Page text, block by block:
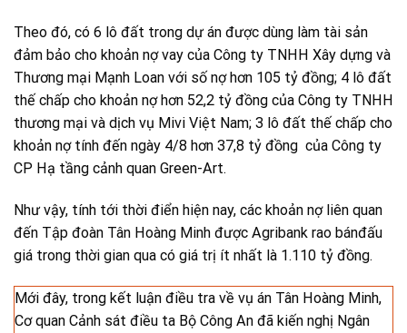
Theo đó, có 6 lô đất trong dự án được dùng làm tài sản
đảm bảo cho khoản nợ vay của Công ty TNHH Xây dựng và
Thương mại Mạnh Loan với số nợ hơn 105 tỷ đồng; 4 lô đất
thế chấp cho khoản nợ hơn 52,2 tỷ đồng của Công ty TNHH
thương mại và dịch vụ Mivi Việt Nam; 3 lô đất thế chấp cho
khoản nợ tính đến ngày 4/8 hơn 37,8 tỷ đồng của Công ty
CP Hạ tầng cảnh quan Green-Art.
Như vậy, tính tới thời điển hiện nay, các khoản nợ liên quan
đến Tập đoàn Tân Hoàng Minh được Agribank rao bánđấu
giá trong thời gian qua có giá trị ít nhất là 1.110 tỷ đồng.
Mới đây, trong kết luận điều tra về vụ án Tân Hoàng Minh,
Cơ quan Cảnh sát điều ta Bộ Công An đã kiến nghị Ngân